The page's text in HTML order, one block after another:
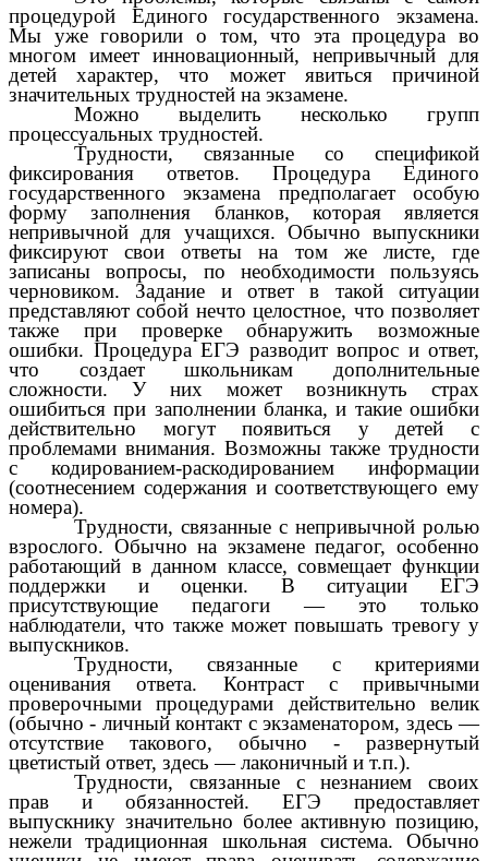
процедурой Единого государственного экзамена.
Мы уже говорили о том, что эта процедура во
многом имеет инновационный, непривычный для
детей характер, что может явиться причиной
значительных трудностей на экзамене.
Можно выделить несколько групп
процессуальных трудностей.
Трудности, связанные со спецификой
фиксирования ответов. Процедура Единого
государственного экзамена предполагает особую
форму заполнения бланков, которая является
непривычной для учащихся. Обычно выпускники
фиксируют свои ответы на том же листе, где
записаны вопросы, по необходимости пользуясь
черновиком. Задание и ответ в такой ситуации
представляют собой нечто целостное, что позволяет
также при проверке обнаружить возможные
ошибки. Процедура ЕГЭ разводит вопрос и ответ,
что создает школьникам дополнительные
сложности. У них может возникнуть страх
ошибиться при заполнении бланка, и такие ошибки
действительно могут появиться у детей с
проблемами внимания. Возможны также трудности
с кодированием-раскодированием информации
(соотнесением содержания и соответствующего ему
номера).
Трудности, связанные с непривычной ролью
взрослого. Обычно на экзамене педагог, особенно
работающий в данном классе, совмещает функции
поддержки и оценки. В ситуации ЕГЭ
присутствующие педагоги — это только
наблюдатели, что также может повышать тревогу у
выпускников.
Трудности, связанные с критериями
оценивания ответа. Контраст с привычными
проверочными процедурами действительно велик
(обычно - личный контакт с экзаменатором, здесь —
отсутствие такового, обычно - развернутый
цветистый ответ, здесь — лаконичный и т.п.).
Трудности, связанные с незнанием своих
прав и обязанностей. ЕГЭ предоставляет
выпускнику значительно более активную позицию,
нежели традиционная школьная система. Обычно